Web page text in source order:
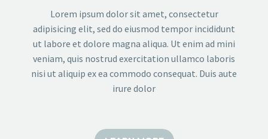
Lorem ipsum dolor sit amet, consectetur
adipisicing elit, sed do eiusmod tempor incididunt
ut labore et dolore magna aliqua. Ut enim ad mini
veniam, quis nostrud exercitation ullamco laboris
nisi ut aliquip ex ea commodo consequat. Duis aute
irure dolor